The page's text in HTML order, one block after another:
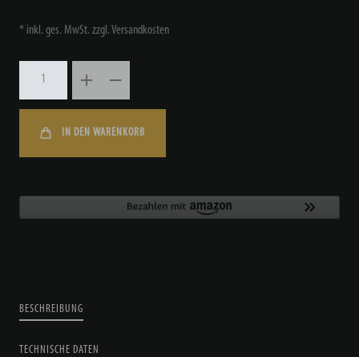
* inkl. ges. MwSt. zzgl.Versandkosten
IN DEN WARENKORB
BESCHREIBUNG
TECHNISCHE DATEN